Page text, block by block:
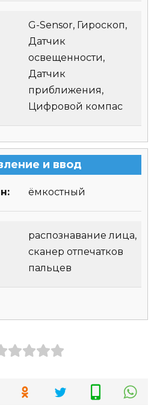
G-Sensor, Гироскоп,
Датчик
освещенности,
Датчик
приближения,
Цифровой компас
и ввод
ёмкостный
распознавание лица,
сканер отпечатков
пальцев